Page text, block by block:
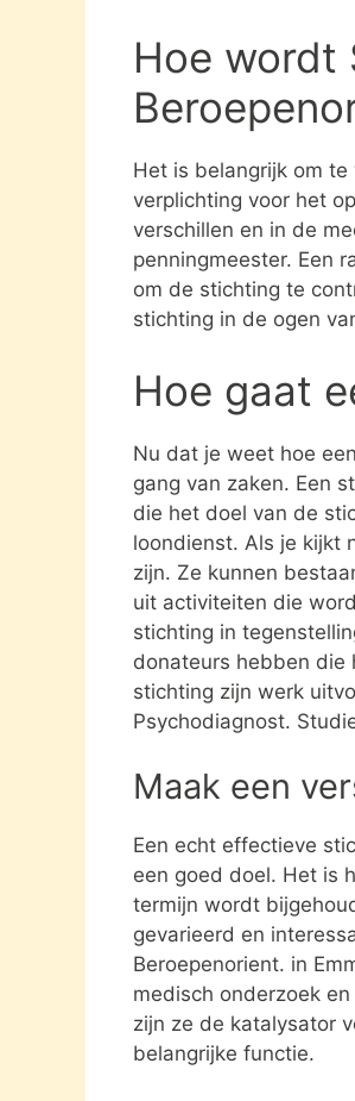
Hoe wordt
Het is belangrijk om
verplichting voor het
verschillen en in de
penningmeester. Een
om de stichting te
stichting in de ogen
Hoe gaat
Nu dat je weet hoe
gang van zaken. Een
die het doel van de
loondienst. Als je kijkt
zijn. Ze kunnen
uit activiteiten die
stichting in
donateurs hebben die
stichting zijn werk
Psychodiagnost.
Maak een
Een echt effectieve
een goed doel. Het is
termijn wordt
gevarieerd en
Beroepenorient. in
medisch onderzoek
zijn ze de katalysator
belangrijke functie.